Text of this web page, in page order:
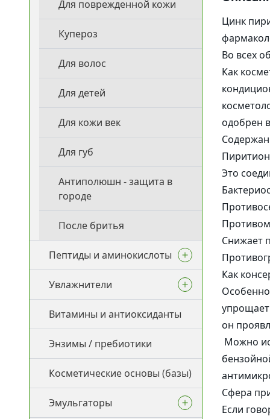
Для поврежденной кожи
Купероз
Для волос
Для детей
Для кожи век
Для губ
Антиполюшн - защита в
городе
После бритья
Пептиды и аминокислоты
Пептиды
Аминокислоты
Увлажнители
Увлажнение
Гиалуроновая кислота
(разные виды)
Витамины и антиоксиданты
Энзимы / пребиотики
Косметические основы (базы)
Эмульгаторы
Цинк
Во всех
Как
одобрен
Пиритион
Это
Снижает
Как
упрощает
он
Можно
Сфера
Если